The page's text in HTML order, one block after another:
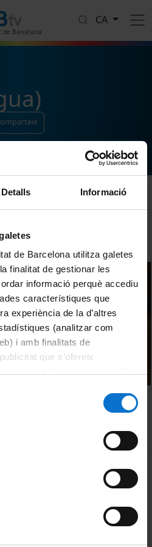
Detalls Informació
de Barcelona utilitza galetes
finalitat de gestionar les
informació perquè accediu
característiques que
experiència de la d’altres
(analitzar com
i amb finalitats de
que s’ofereix
del lloc web de la
de Barcelona
CA
Xinesa
MENÚ PEU 1
Privadesa i termes